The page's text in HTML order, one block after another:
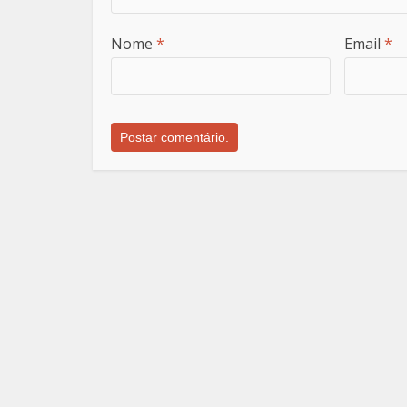
Nome * Email *